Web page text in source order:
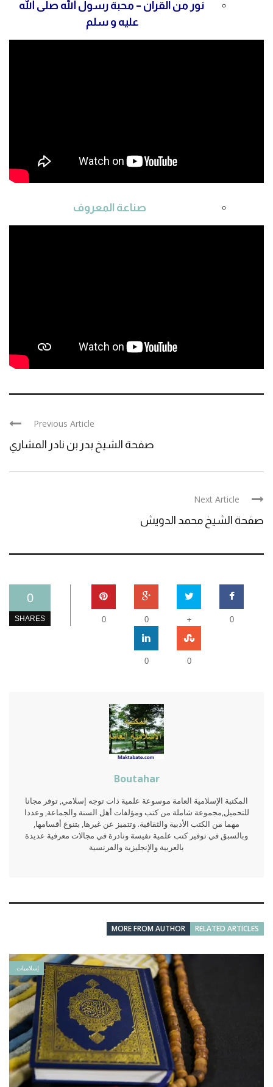
نور من القرآن – محبة رسول الله صلى الله
عليه و سلم
صناعة المعروف
Previous Article
صفحة الشيخ بدر بن نادر المشاري
Next Article
صفحة الشيخ محمد الدويش
0
SHARES 0
+
0
0
0
0
Boutahar
المكتبة الإسلامية العامة موسوعة علمية ذات توجه إسلامي, توفر مجانا
للتحميل,مجموعة شاملة من كتب ومؤلفات أهل السنة والجماعة, وعددا
مهما من الكتب الأدبية والثقافية. وتتميز عن غيرها, بتنوع أقسامها,
وبالسبق في توفير كتب علمية نفيسة ونادرة في مجالات معرفية عديدة
بالعربية والإنجليزية والفرنسية
RELATED ARTICLES
MORE FROM AUTHOR
إسلاميات